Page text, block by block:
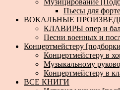
Музицирование
Пьесы для
ВОКАЛЬНЫЕ
КЛАВИРЫ опер и
Песни военных и
Концертмейстеру
Концертмейстеру в
Музыкальному
Концертмейстеру в
ВСЕ КНИГИ